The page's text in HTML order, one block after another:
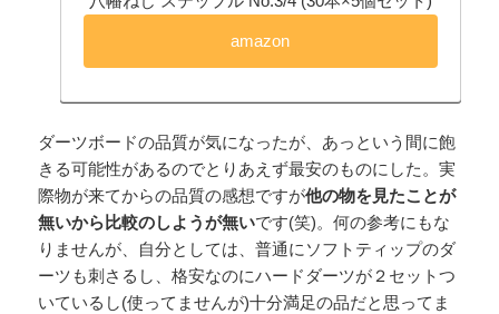
amazon
ダーツボードの品質が気になったが、あっという間に飽
きる可能性があるのでとりあえず最安のものにした。実
際物が来てからの品質の感想ですが他の物を見たことが
無いから比較のしようが無いです(笑)。何の参考にもな
りませんが、自分としては、普通にソフトティップのダ
ーツも刺さるし、格安なのにハードダーツが２セットつ
いているし(使ってませんが)十分満足の品だと思ってま